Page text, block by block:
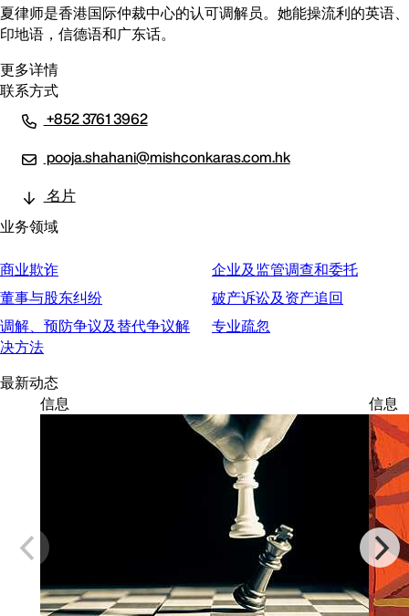
夏律师是香港国际仲裁中心的认可调解员。她能操流利的英语、
印地语，信德语和广东话。
更多详情
联系方式
+852 3761 3962
pooja.shahani@mishconkaras.com.hk
名片
业务领域
商业欺诈
企业及监管调查和委托
董事与股东纠纷
破产诉讼及资产追回
调解、预防争议及替代争议解
决方法
专业疏忽
最新动态
信息
信息